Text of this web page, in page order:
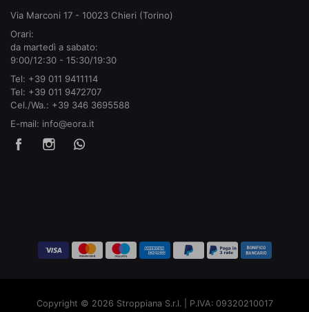
Via Marconi 17 - 10023 Chieri (Torino)
Orari:
da martedì a sabato:
9:00/12:30 - 15:30/19:30
Tel: +39 011 9411114
Tel: +39 011 9472707
Cel./Wa.: +39 346 3695588
E-mail: info@eora.it
Copyright © 2026 Stroppiana S.r.l. | P.IVA: 09320210017